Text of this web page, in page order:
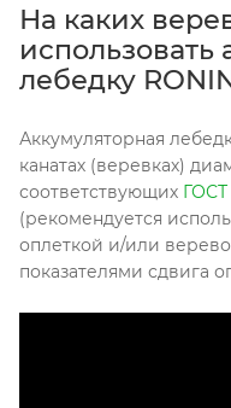
На каких
использовать
лебедку
Аккумуляторная
канатах (веревках)
соответствующих ГОСТ
(рекомендуется
оплеткой и/или
показателями сдвига